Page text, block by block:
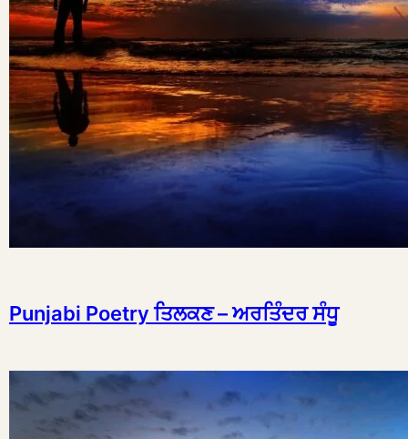
Punjabi Poetry ਤਿਲਕਣ – ਅਰਤਿੰਦਰ ਸੰਧੂ